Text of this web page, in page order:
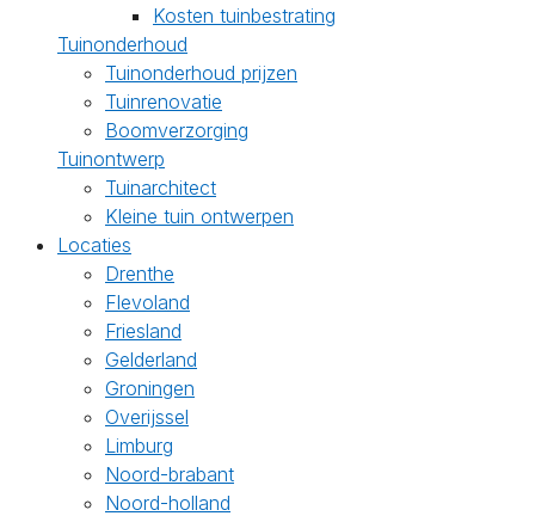
Kosten tuinbestrating
Tuinonderhoud
Tuinonderhoud prijzen
Tuinrenovatie
Boomverzorging
Tuinontwerp
Tuinarchitect
Kleine tuin ontwerpen
Locaties
Drenthe
Flevoland
Friesland
Gelderland
Groningen
Overijssel
Limburg
Noord-brabant
Noord-holland